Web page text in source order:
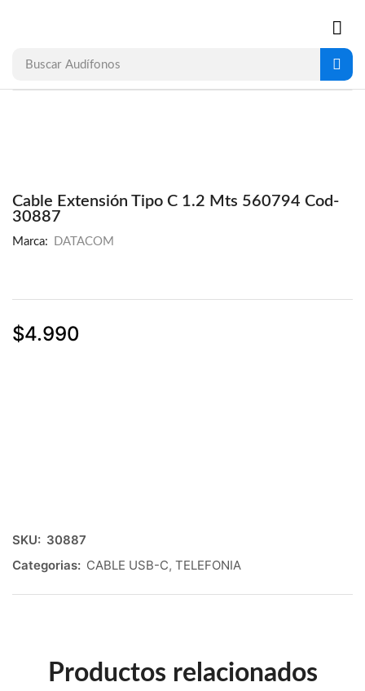
Buscar Audífonos
Cable Extensión Tipo C 1.2 Mts 560794 Cod-
30887
Marca: DATACOM
$4.990
SKU: 30887
Categorias: CABLE USB-C, TELEFONIA
Productos relacionados